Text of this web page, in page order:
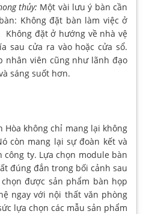
thủy: Một vài lưu ý bàn cần
Không đặt bàn làm việc ở
Không đặt ở hướng về nhà vệ
sau cửa ra vào hoặc cửa sổ.
nhân viên cũng như lãnh đạo
sáng suốt hơn.
Hòa không chỉ mang lại không
còn mang lại sự đoàn kết và
ty. Lựa chọn module bàn
đúng đắn trong bối cảnh sau
được sản phẩm bàn họp
ngay với nội thất văn phòng
lựa chọn các mẫu sản phẩm